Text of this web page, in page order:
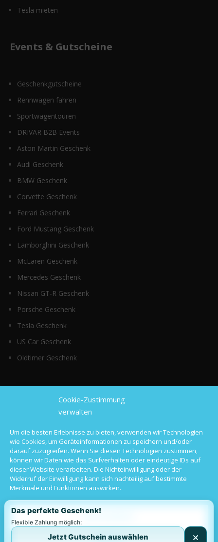
Cookie-Zustimmung
verwalten
Um die besten Erlebnisse zu bieten, verwenden wir Technologien
wie Cookies, um Geräteinformationen zu speichern und/oder
darauf zuzugreifen. Wenn Sie diesen Technologien zustimmen,
können wir Daten wie das Surfverhalten oder eindeutige IDs auf
dieser Website verarbeiten. Die Nichteinwilligung oder der
Widerruf der Einwilligung kann sich nachteilig auf bestimmte
Merkmale und Funktionen auswirken.
Alle akzeptieren
Ablehnen
Tesla mieten
Events & Gutscheine
Geschenkgutscheine
Rennwagen fahren
Sportwagentouren
DRIVAR B2B Events
Aston Martin Geschenk
Audi Geschenk
BMW Geschenk
Corvette Geschenk
Ferrari Geschenk
Ford Mustang Geschenk
Lamborghini Geschenk
McLaren Geschenk
Mercedes Geschenk
Nissan GT-R Geschenk
Porsche Geschenk
Tesla Geschenk
US Car Geschenk
Oldtimer Geschenk
Top Kategorien
Sportwagen mieten
Luxusauto mieten
Hochzeitsauto mieten
Oldtimer mieten
Das perfekte Geschenk!
Flexible Zahlung möglich:
Jetzt Gutschein auswählen